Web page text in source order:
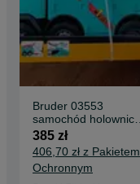
Bruder 03553
samochód holowniczy
Scania Super 560R +
moduł świetlny
385 zł
406,70 zł z Pakietem
Ochronnym